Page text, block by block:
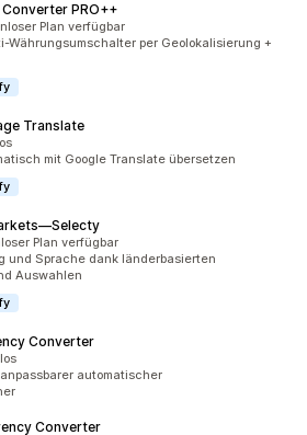
PRO++
Plan verfügbar
Währungsumschalter per Geolokalisierung +
Translate
mit Google Translate übersetzen
Plan verfügbar
und Sprache dank länderbasierten
Auswahlen
Converter
automatischer
Converter